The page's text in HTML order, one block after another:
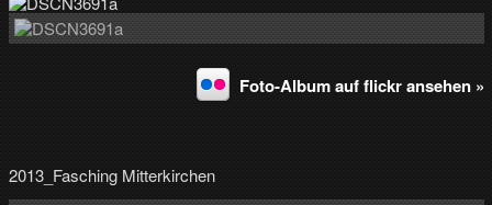
Foto-Album auf flickr ansehen »
2013_Fasching Mitterkirchen